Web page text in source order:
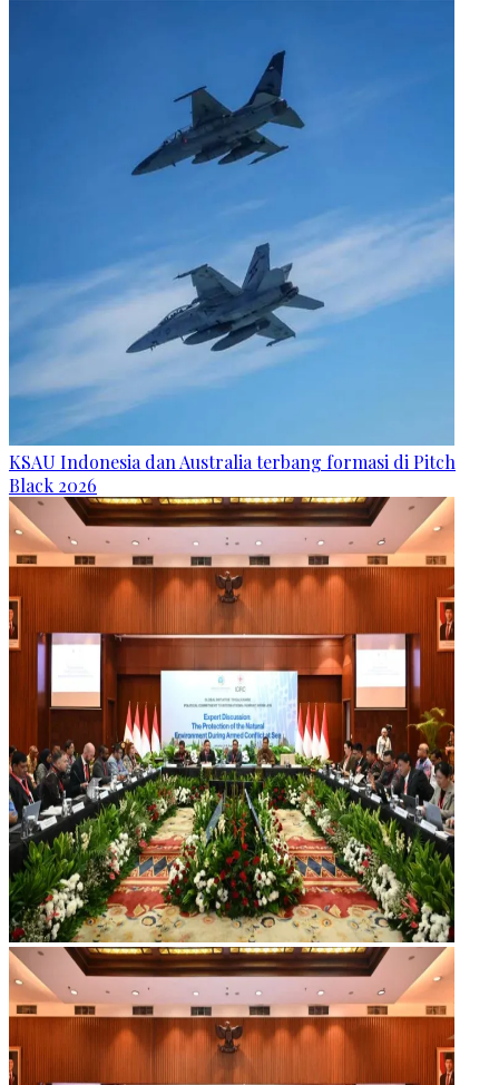
KSAU Indonesia dan Australia terbang formasi di Pitch
Black 2026